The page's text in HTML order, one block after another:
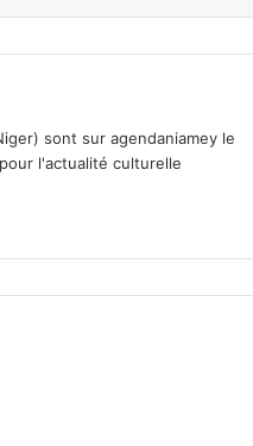
sont sur agendaniamey le
l'actualité culturelle